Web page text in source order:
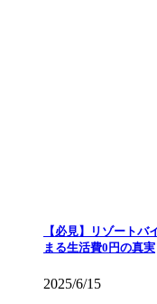
【必見】リゾート
まる生活費0円の真実
2025/6/15